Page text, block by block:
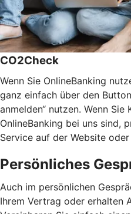
CO2Check
Wenn Sie OnlineBanking
ganz einfach über den
anmelden“ nutzen. Wenn Sie
OnlineBanking bei uns sind,
Service auf der Website
Persönliches
Auch im persönlichen
Ihrem Vertrag oder erhalten